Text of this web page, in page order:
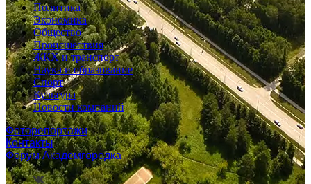
Политика
Экономика
Общество
Происшествия
ЖКХ и транспорт
Наука и образование
Спорт
Культура
Новости компаний
Фоторепортажи
Контакты
Форум Академгородка